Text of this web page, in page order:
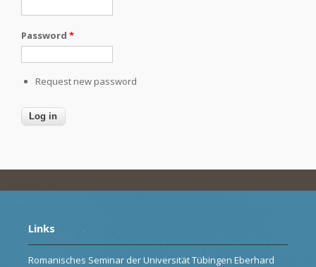
Password *
Request new password
Links
Romanisches Seminar der Universität Tübingen Eberhard